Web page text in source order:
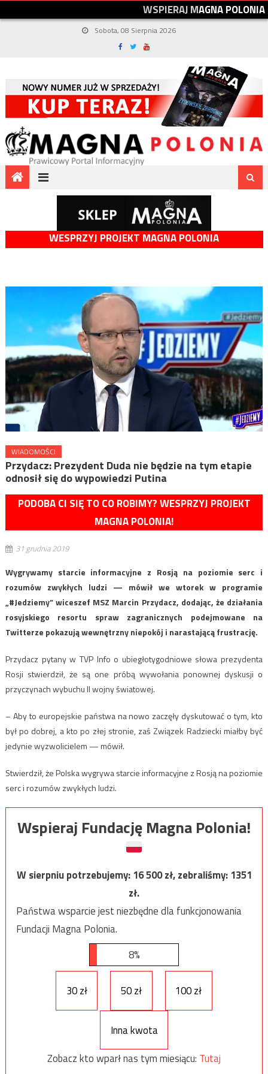
WSPIERAJMAGNAPOLONIA
Sobota, 08 Sierpnia 2026
WESPRZYJ PROJEKT MAGNA POLONIA
WIADOMOŚCI
Przydacz: Prezydent Duda nie będzie na tym etapie
odnosił się do wypowiedzi Putina
PODOBA CI SIĘ TO CO ROBIMY? WESPRZYJ PROJEKT
MAGNA POLONIA!
31 grudnia 2019
Wygrywamy starcie informacyjne z Rosją na poziomie serc i
rozumów zwykłych ludzi — mówił we wtorek w programie
„#Jedziemy” wiceszef MSZ Marcin Przydacz, dodając, że działania
rosyjskiego resortu spraw zagranicznych podejmowane na
Twitterze pokazują wewnętrzny niepokój i narastającą frustrację.
Przydacz pytany w TVP Info o ubiegłotygodniowe słowa prezydenta
Rosji stwierdził, że są one próbą wywołania ponownej dyskusji o
przyczynach wybuchu II wojny światowej.
– Aby to europejskie państwa na nowo zaczęły dyskutować o tym, kto
był po dobrej, a kto po złej stronie, zaś Związek Radziecki miałby być
jedynie wyzwolicielem — mówił.
Stwierdził, że Polska wygrywa starcie informacyjne z Rosją na poziomie
serc i rozumów zwykłych ludzi.
Wspieraj Fundację Magna Polonia!
W sierpniu potrzebujemy:16 500zł, zebraliśmy:1351
zł.
Państwa wsparcie jest niezbędne dla funkcjonowania
Fundacji Magna Polonia.
8%
30 zł 50 zł 100 zł
Inna kwota
Zobacz kto wparł nas tym miesiącu: Tutaj